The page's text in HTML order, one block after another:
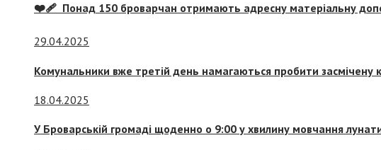
❤️‍🩹 Понад 150 броварчан отримають адресну матеріальну
29.04.2025
Комунальники вже третій день намагаються пробити засмічену
18.04.2025
У Броварській громаді щоденно о 9:00 у хвилину мовчання